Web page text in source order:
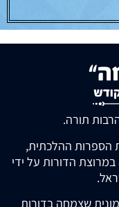
תורה.
הספרות ההלכתית,
הדורות על ידי
שצמחה בדורות